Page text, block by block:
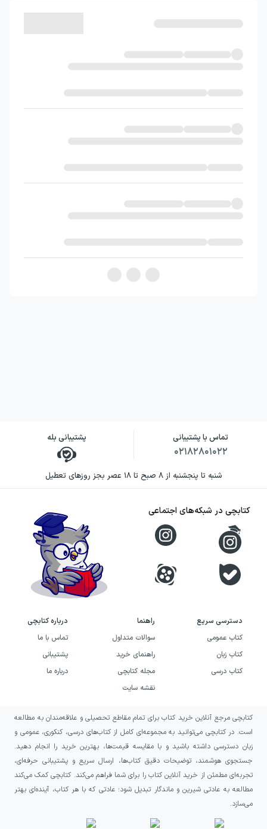
تماس با پشتیبانی
۰۲۱۸۲۸۰۱۰۲۲
پشتیبانی بله
شنبه تا پنجشنبه از ۸ صبح تا ۱۸ عصر بجز روزهای تعطیل
دسترسی سریع
کتاب عمومی
کتاب زبان
کتاب درسی
راهنما
سوالات متداول
راهنمای خرید
مجله کتابچی
نقشه سایت
درباره کتابچی
تماس با ما
پشتیبانی
درباره ما
کتابچی در شبکه‌های اجتماعی
کتابچی مرجع آنلاین خرید کتاب برای تمام مقاطع تحصیلی و علاقه‌مندان به مطالعه
است. در کتابچی می‌توانید به مجموعه‌ای کامل از کتاب‌های درسی، کنکوری، عمومی و
زبان دسترسی داشته باشید و با مقایسه قیمت‌ها، بهترین خرید را انجام دهید.
جستجوی هوشمند، توضیحات دقیق کتاب‌ها، ارسال سریع و پشتیبانی حرفه‌ای،
تجربه‌ای مطمئن از خرید آنلاین کتاب را برای شما فراهم می‌کند. کتابچی کمک می‌کند
مطالعه به عادتی شیرین و ماندگار تبدیل شود؛ عادتی که با هر کتاب، آینده‌ای بهتر
می‌سازد.